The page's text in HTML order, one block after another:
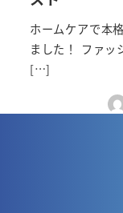
ホームケアで本
ました！ ファッ
[…]